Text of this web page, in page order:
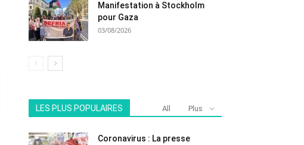
Manifestation à Stockholm
pour Gaza
03/08/2026
LES PLUS POPULAIRES All Plus
Coronavirus : La presse